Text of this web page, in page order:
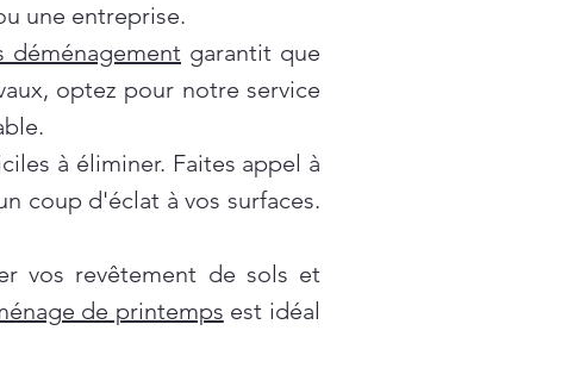
une entreprise.
déménagement garantit que
optez pour notre service
à éliminer. Faites appel à
coup d'éclat à vos surfaces.
vos revêtement de sols et
de printemps est idéal